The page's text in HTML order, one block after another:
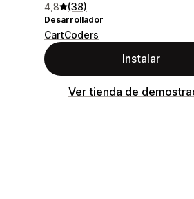
4,8 (38)
Desarrollador
CartCoders
Instalar
Ver tienda de